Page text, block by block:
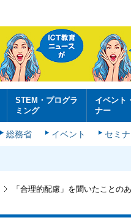
STEM・プログラ
ミング
イベント
ナー
総務省 イベント セミ
「合理的配慮」を聞いたことの